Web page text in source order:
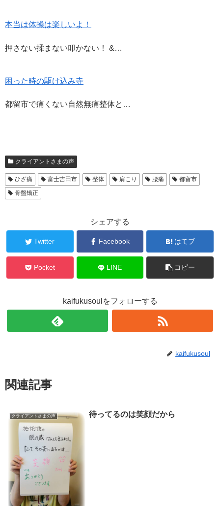
本当は体操は楽しいよ！
押さない揉まない叩かない！ &…
困った時の駆け込み寺
都留市で痛くない自然無痛整体と…
クライアントさまの声
ひざ痛 富士吉田市 整体 肩こり 腰痛
都留市
骨盤矯正
シェアする
Twitter Facebook はてブ
Pocket LINE コピー
kaifukusoulをフォローする
kaifukusoul
関連記事
クライアントさまの声 待ってるのは笑顔だから